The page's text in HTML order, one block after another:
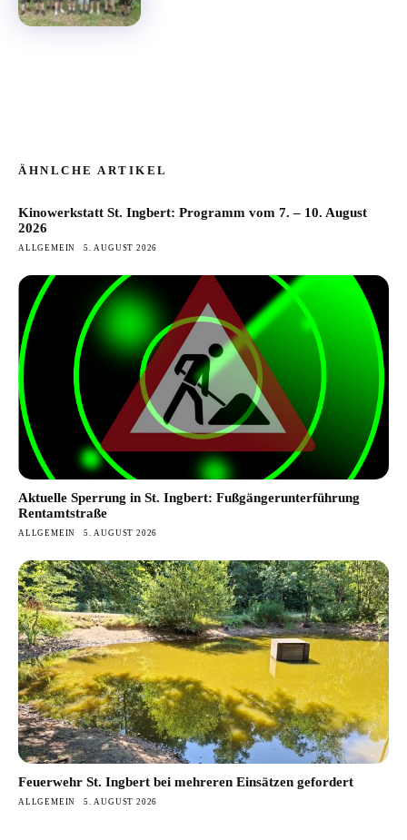
ÄHNLCHE ARTIKEL
Kinowerkstatt St. Ingbert: Programm vom 7. – 10. August
2026
ALLGEMEIN 5. AUGUST 2026
Aktuelle Sperrung in St. Ingbert: Fußgängerunterführung
Rentamtstraße
ALLGEMEIN 5. AUGUST 2026
Feuerwehr St. Ingbert bei mehreren Einsätzen gefordert
ALLGEMEIN 5. AUGUST 2026